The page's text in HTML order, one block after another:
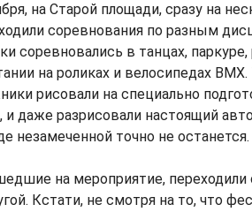
на Старой площади, сразу на
соревнования по разным
соревновались в танцах, паркуре,
на роликах и велосипедах
рисовали на специально
и даже разрисовали настоящий
незамеченной точно не останется.
на мероприятие, переходили
Кстати, не смотря на то, что